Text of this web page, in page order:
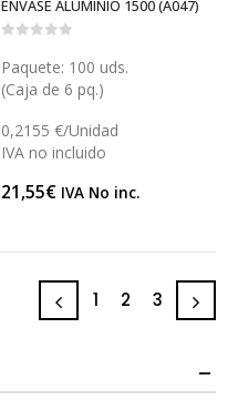
ENVASE ALUMINIO 1500 (A047)
Paquete: 100 uds.
(Caja de 6 pq.)
0,2155 €/Unidad
IVA no incluido
21,55€ IVA No inc.
1 2 3